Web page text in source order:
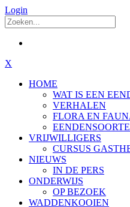
Login
X
HOME
WAT IS EEN
VERHALEN
FLORA EN
VRIJWILLIGERS
CURSUS
NIEUWS
IN DE PERS
ONDERWIJS
OP BEZOEK
WADDENKOOIEN